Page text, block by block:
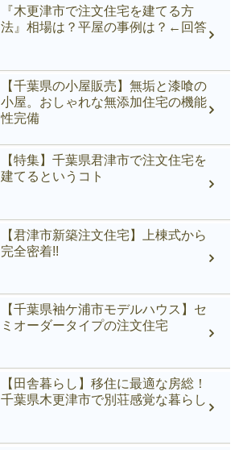
『木更津市で注文住宅を建てる方
法』相場は？平屋の事例は？←回答
【千葉県の小屋販売】無垢と漆喰の
小屋。おしゃれな無添加住宅の機能
性完備
【特集】千葉県君津市で注文住宅を
建てるというコト
【君津市新築注文住宅】上棟式から
完全密着!!
【千葉県袖ケ浦市モデルハウス】セ
ミオーダータイプの注文住宅
【田舎暮らし】移住に最適な房総！
千葉県木更津市で別荘感覚な暮らし